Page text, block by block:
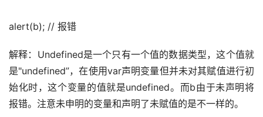
alert(b); // 报错
解释：Undefined是一个只有一个值的数据类型，这个值就
是"undefined”，在使用var声明变量但并未对其赋值进行初
始化时，这个变量的值就是undefined。而b由于未声明将
报错。注意未申明的变量和声明了未赋值的是不一样的。